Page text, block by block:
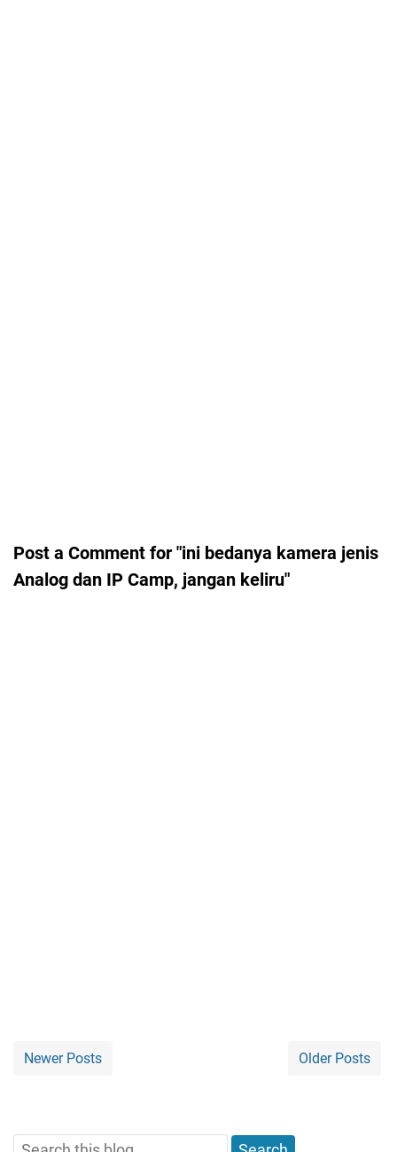
Post a Comment for "ini bedanya kamera jenis
Analog dan IP Camp, jangan keliru"
Newer Posts Older Posts